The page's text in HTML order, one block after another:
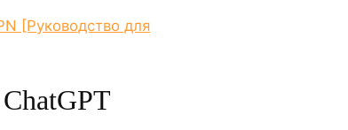
[Руководство для